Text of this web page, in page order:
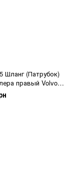
Шланг (Патрубок)
правый Volvo
) / XC60 (18-) / V90 CC
(17-) / V60 CC (19-) /